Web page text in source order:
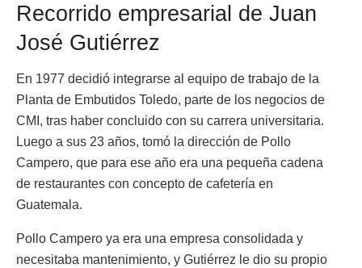
Recorrido empresarial de Juan
José Gutiérrez
En 1977 decidió integrarse al equipo de trabajo de la
Planta de Embutidos Toledo, parte de los negocios de
CMI, tras haber concluido con su carrera universitaria.
Luego a sus 23 años, tomó la dirección de Pollo
Campero, que para ese año era una pequeña cadena
de restaurantes con concepto de cafetería en
Guatemala.
Pollo Campero ya era una empresa consolidada y
necesitaba mantenimiento, y Gutiérrez le dio su propio